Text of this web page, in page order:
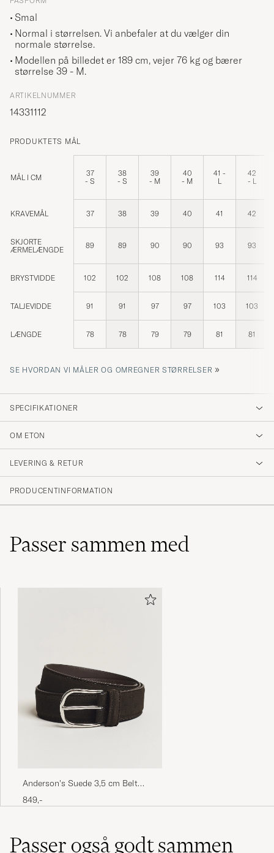
Smal
Normal i størrelsen. Vi anbefaler at du vælger din
normale størrelse.
Modellen på billedet er 189 cm, vejer 76 kg og bærer
størrelse 39 - M.
ARTIKELNUMMER
14331112
PRODUKTETS MÅL
MÅL I CM
37
- S
38
- S
39
- M
40
- M
41 -
L
42
- L
KRAVEMÅL 37 38 39 40 41 42
SKJORTE
ÆRMELÆNGDE
89 89 90 90 93 93
BRYSTVIDDE 102 102 108 108 114 114
TALJEVIDDE 91 91 97 97 103 103
LÆNGDE 78 78 79 79 81 81
SE HVORDAN VI MÅLER OG OMREGNER STØRRELSER »
SPECIFIKATIONER
OM ETON
LEVERING & RETUR
PRODUCENTINFORMATION
Passer sammen med
Anderson's Suede 3,5 cm Belt
Dark Brown
849,-
Passer også godt sammen